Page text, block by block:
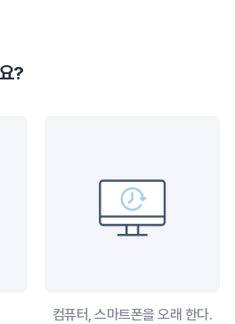
?
컴퓨터, 스마트폰을 오래 한다.